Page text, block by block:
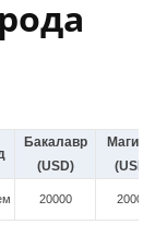
Бакалавр
(USD)
(USD)
20000 20000